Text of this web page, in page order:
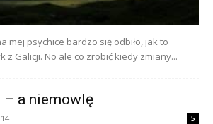
mej psychice bardzo się odbiło, jak to
z Galicji. No ale co zrobić kiedy zmiany...
– a niemowlę
5